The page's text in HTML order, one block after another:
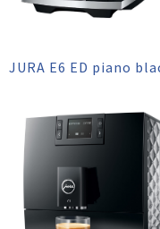
JURA E6 ED piano